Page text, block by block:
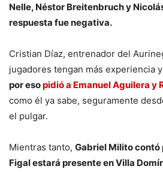
Nelle, Néstor Breitenbruch y
respuesta fue negativa.
Cristian Díaz, entrenador del
jugadores tengan más experiencia
por esopidió a Emanuel Aguilera y
como él ya sabe, seguramente
el pulgar.
Mientras tanto, Gabriel Milito
Figal estará presente en Villa